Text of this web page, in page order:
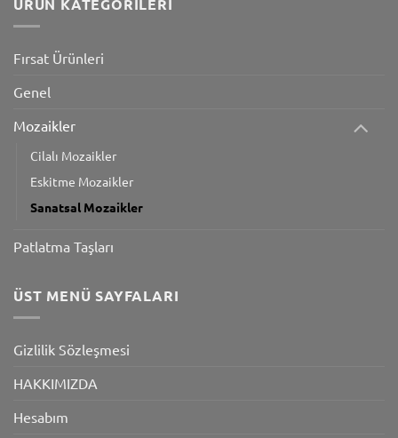
ÜRÜN KATEGORILERI
Fırsat Ürünleri
Genel
Mozaikler
Cilalı Mozaikler
Eskitme Mozaikler
Sanatsal Mozaikler
Patlatma Taşları
ÜST MENÜ SAYFALARI
Gizlilik Sözleşmesi
HAKKIMIZDA
Hesabım